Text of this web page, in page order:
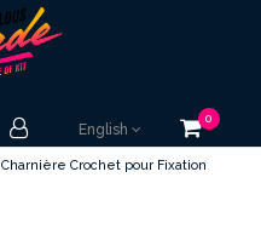
English
0
Charnière Crochet pour Fixation